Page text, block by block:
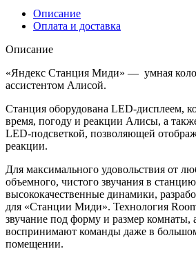
Описание
Оплата и доставка
Описание
«Яндекс Станция Миди» — умная
ассистентом Алисой.
Станция оборудована LED-дисплеем,
время, погоду и реакции Алисы, а
LED-подсветкой, позволяющей
реакции.
Для максимального удовольствия от
объемного, чистого звучания в
высококачественные динамики,
для «Станции Миди». Технология
звучание под форму и размер комнаты,
воспринимают команды даже в
помещении.